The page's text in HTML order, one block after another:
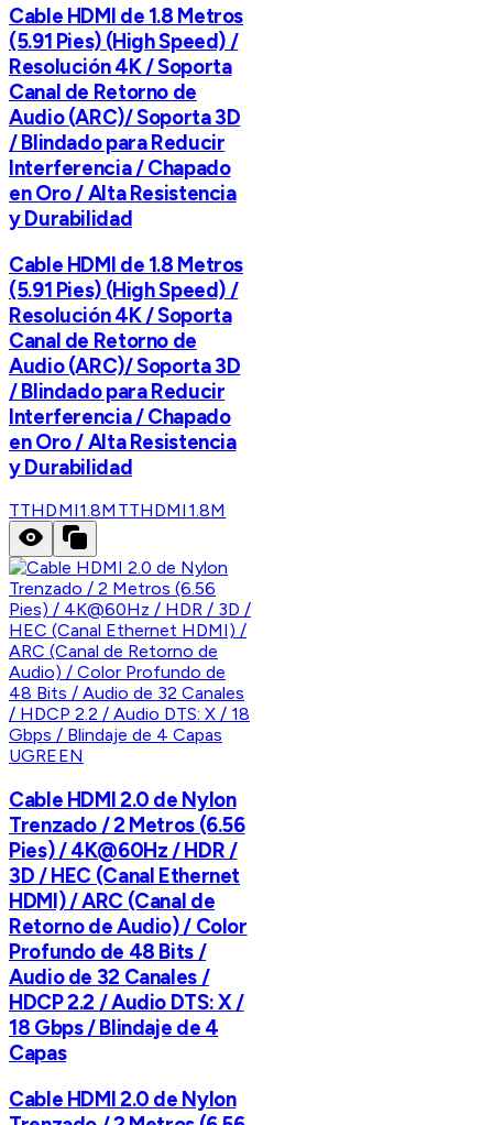
Cable HDMI de 1.8 Metros
(5.91 Pies) (High Speed) /
Resolución 4K / Soporta
Canal de Retorno de
Audio (ARC)/ Soporta 3D
/ Blindado para Reducir
Interferencia / Chapado
en Oro / Alta Resistencia
y Durabilidad
Cable HDMI de 1.8 Metros
(5.91 Pies) (High Speed) /
Resolución 4K / Soporta
Canal de Retorno de
Audio (ARC)/ Soporta 3D
/ Blindado para Reducir
Interferencia / Chapado
en Oro / Alta Resistencia
y Durabilidad
TTHDMI1.8M TTHDMI1.8M
UGREEN
Cable HDMI 2.0 de Nylon
Trenzado / 2 Metros (6.56
Pies) / 4K@60Hz / HDR /
3D / HEC (Canal Ethernet
HDMI) / ARC (Canal de
Retorno de Audio) / Color
Profundo de 48 Bits /
Audio de 32 Canales /
HDCP 2.2 / Audio DTS: X /
18 Gbps / Blindaje de 4
Capas
Cable HDMI 2.0 de Nylon